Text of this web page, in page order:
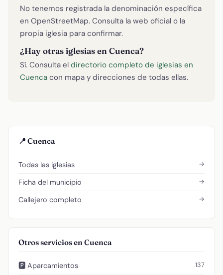
No tenemos registrada la denominación específica
en OpenStreetMap. Consulta la web oficial o la
propia iglesia para confirmar.
¿Hay otras iglesias en Cuenca?
Sí. Consulta el directorio completo de iglesias en
Cuenca con mapa y direcciones de todas ellas.
📍 Cuenca
Todas las iglesias →
Ficha del municipio →
Callejero completo →
Otros servicios en Cuenca
🅿️ Aparcamientos 137